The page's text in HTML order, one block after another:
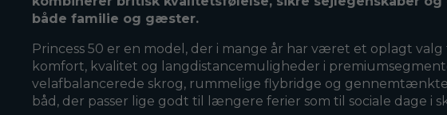
både familie og gæster.
Princess 50 er en model, der i mange år har været et oplagt
komfort, kvalitet og langdistancemuligheder i
velafbalancerede skrog, rummelige flybridge og
båd, der passer lige godt til længere ferier som til sociale dage i